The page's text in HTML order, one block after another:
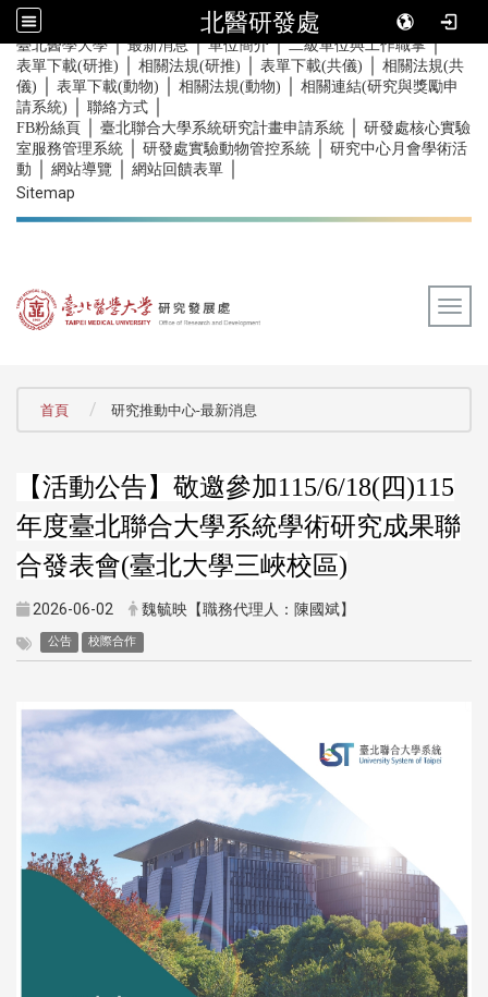
北醫研發處
::: 臺北醫學大學｜最新消息｜單位簡介｜二級單位與工作職掌｜
表單下載(研推) 相關法規(研推) 表單下載(共儀)
相關法規(共
儀)
表單下載(動物) 相關法規(動物)
相關連結(研究與獎勵申
請系統)
聯絡方式
FB粉絲頁 臺北聯合大學系統研究計畫申請系統
研發處核心實驗
室服務管理系統
研發處實驗動物管控系統
研究中心月會學術活
動
網站導覽 網站回饋表單
Sitemap
首頁 研究推動中心-最新消息
【活動公告】敬邀參加115/6/18(四)115
年度臺北聯合大學系統學術研究成果聯
合發表會(臺北大學三峽校區)
2026-06-02 魏毓映【職務代理人：陳國斌】
公告 校際合作